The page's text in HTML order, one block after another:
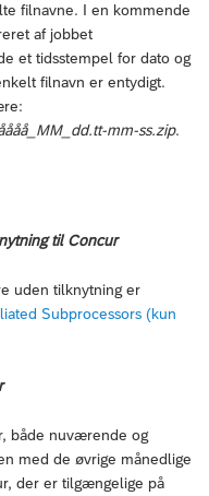
filnavne. I en kommende
af jobbet
et tidsstempel for dato og
filnavn er entydigt.
mm-ss.zip.
til Concur
uden tilknytning er
Subprocessors (kun
både nuværende og
med de øvrige månedlige
der er tilgængelige på